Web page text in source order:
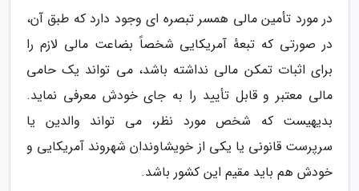
در مورد تأمین مالی همسر تبصره ای وجود دارد که طبق آن،
در صورتی که تبعهٔ آمریکایی شخصاً بضاعت مالی لازم را
برای اثبات تمکن مالی نداشته باشد، می تواند یک حامی
مالی معتبر و قابل تأیید را به جای خودش معرفی نماید.
بدیهیست که شخص مورد نظر، می تواند والدین یا
سرپرست قانونی یا یکی از خویشاوندان شهروند آمریکایی و
خودش هم باید مقیم این کشور باشد.